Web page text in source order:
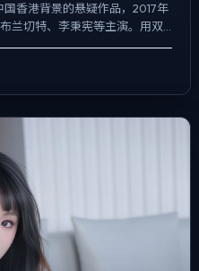
香港背景的悬疑作品，2017年
兰切特、李秉宪等主演。用双
情线并不喧宾夺主，...